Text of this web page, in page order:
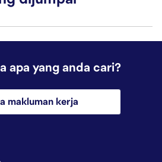
apa yang anda cari?
makluman kerja